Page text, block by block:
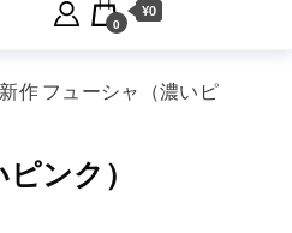
0
¥0
作 フューシャ（濃いピ
ンク）